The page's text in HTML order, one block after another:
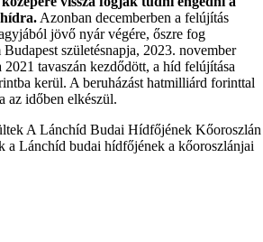
Azonban decemberben a felújítás
jövő nyár végére, őszre fog
születésnapja, 2023. november
tavaszán kezdődött, a híd felújítása
kerül. A beruházást hatmilliárd forinttal
az időben elkészül.
a Lánchíd budai hídfőjének a kőoroszlánjai